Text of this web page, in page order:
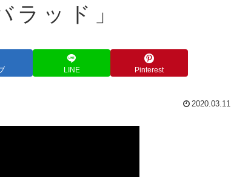
ラッド」
LINE Pinterest
2020.03.11